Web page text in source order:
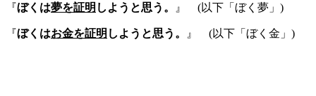
『ぼくは夢を証明 しようと思う。 』 (以下「ぼく夢」)
『ぼくはお金を証明 しようと思う。 』 (以下「ぼく金」)